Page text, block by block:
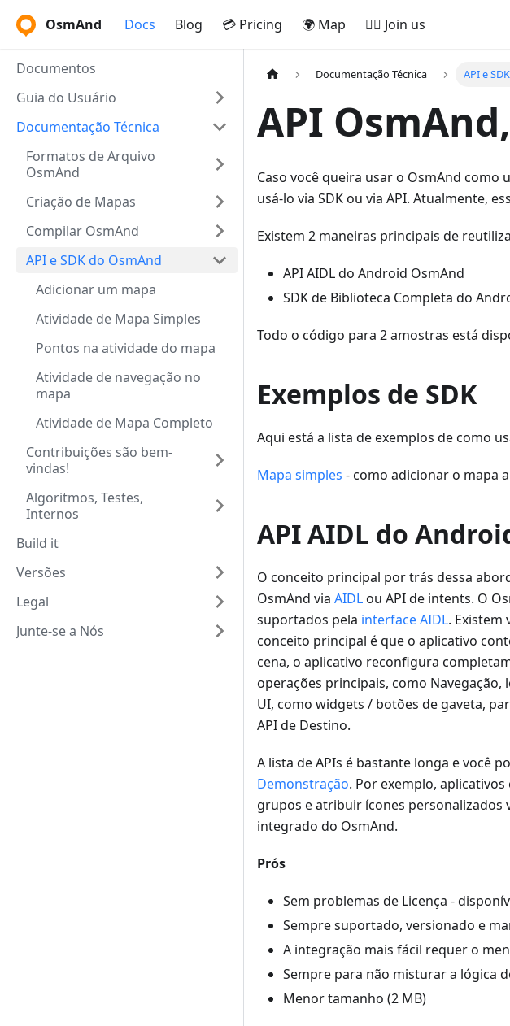
OsmAnd Docs Blog 💳 Pricing 🌍 Map 🚵‍♂️ Join us
Documentos
Guia do Usuário
Documentação Técnica
Formatos de Arquivo
OsmAnd
Criação de Mapas
Compilar OsmAnd
API e SDK do OsmAnd
Adicionar um mapa
Atividade de Mapa Simples
Pontos na atividade do mapa
Atividade de navegação no
mapa
Atividade de Mapa Completo
Contribuições são bem-
vindas!
Algoritmos, Testes,
Internos
Build it
Versões
Legal
Junte-se a Nós
Documentação Técnica API e
API
Caso você queira usar o OsmAnd
usá-lo via SDK ou via API. Atualmente,
Existem 2 maneiras principais de
API AIDL do Android OsmAnd
SDK de Biblioteca Completa do
Todo o código para 2 amostras está
Exemplos de SDK
Aqui está a lista de exemplos de como
Mapa simples - como adicionar o mapa
API AIDL do
O conceito principal por trás dessa
OsmAnd via AIDLou API de intents. O
suportados pela interface AIDL. Existem
conceito principal é que o aplicativo
cena, o aplicativo reconfigura
operações principais, como
UI, como widgets / botões de gaveta,
API de Destino.
A lista de APIs é bastante longa e você
Demonstração. Por exemplo,
grupos e atribuir ícones personalizados
integrado do OsmAnd.
Prós
Sem problemas de Licença -
Sempre suportado, versionado e
A integração mais fácil requer o
Sempre para não misturar a lógica
Menor tamanho (2 MB)